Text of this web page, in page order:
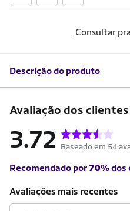
Consultar
Descrição do produto
Avaliação dos clientes
3.72 Baseado em 54
Recomendado por70%dos
Avaliações mais recentes